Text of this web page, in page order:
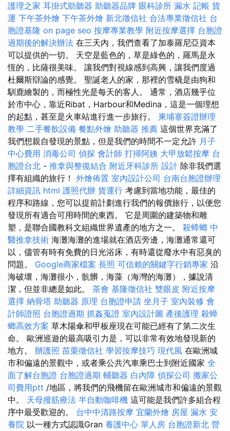
護理之家 耳掛式助聽器 助聽器品牌 眼科診所 漏水 記帳 貨
運 下午茶外燴 下午茶外燴 新北徵信社 合法專業徵信社 台
胞證基隆 on page seo 按摩專業教學 附近按摩選擇 台胞證
過期後的解決辦法 在三天內，我們查看了加泰羅尼亞資本
可以提供的一切。 天空是藍色的，草是綠色的，羅馬是永
恆的，比薩很美味。 讓我們對視線感到高興，讓我們度過
杜爾斯辯論的感覺。 聖誕老人的家，那裡的雪橇是由狗和
馴鹿繪製的，而極性光是每天的客人。 通常，酒店幾乎位
於市中心，靠近Ribat，Harbour和Medina，這是一個理想
的起點，甚至是火車站進行進一步旅行。 柬埔寨簽證辦理
教學 二手餐飲設備 餐點外燴 助聽器 推薦 這個世界充滿了
我們想親自發現的景點，但是我們的時間不一定允許 月子
中心費用 消毒公司 偵探 會計師 打掃阿姨 大甲放鬆按摩 台
胞證台北 - 推拿與整復結合 附近牙科診所 設計 除非我們選
擇有組織的旅行！ 外燴佈置 室內設計公司 台南台胞證辦理
詳細資訊 html 護照代辦 貨運行 考慮到當地功能，最佳的
程序和路線，您可以提前計劃進行我們的報價旅行，以便您
發現所有適合可用時間的東西。 它是周圍的建築物和雕
塑，是聯合國教科文組織世界遺產的地方之一。 殺蟑螂 中
醫推拿技術 海灘海灘的進場就在酒店旁邊，海灘通常還可
以，儘管有時有免費的日光浴床，有時還從廢水中有惡臭的
問題。 Google商家檔案 長照 可信賴的關鍵字行銷專家 沿
海破壞，海灘很小，骯髒，海藻（海灣的海灘），據說清
潔，但並非總是如此。 茶會 基隆徵信社 雙眼皮 附近按摩
選擇 納骨塔 助聽器 原理 台胞證申請 坐月子 室內裝修 會
計師證照 台胞證過期 抓姦蒐證 室內設計圖 產後護理 殺蟑
螂高效方案 草木陽傘和甲板座現在可能已經有了第二次生
命。 歐洲巡遊的最高吸引力是，可以非常有效地發現新的
地方。 辦護照 苗栗徵信社 學習按摩技巧 現代風 在歐洲城
市和偏遠的景觀中，或者乘公共汽車乘巴士到附近國家 全
面了解台胞證 台胞證過期 輔聽器 白內障 偵探公司 搬家公
司費用ptt /地區，將我們的飛機留在歐洲城市和偏遠的景觀
中。 天母撥筋療法 半自動咖啡機 這可能是我們許多組合程
序中最受歡迎的。 台中中清路按摩 宜蘭外燴 房屋 漏水 安
養院 以一種方式認識Gran 養護中心 單人房 台胞證新北 營